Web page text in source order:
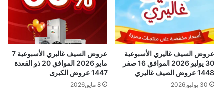
عروض السيف غاليري الأسبوعية
30 يوليو 2026 الموافق 16 صفر
1448 عروض الصيف غاليري
30 يوليو,2026
عروض السيف غاليري الأسبوعية 7
مايو 2026 الموافق 20 ذو القعدة
1447 عروض الكبرى
8 مايو,2026